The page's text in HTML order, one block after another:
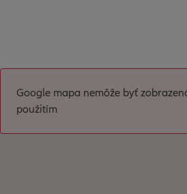
Google mapa nemôže byť
použitím